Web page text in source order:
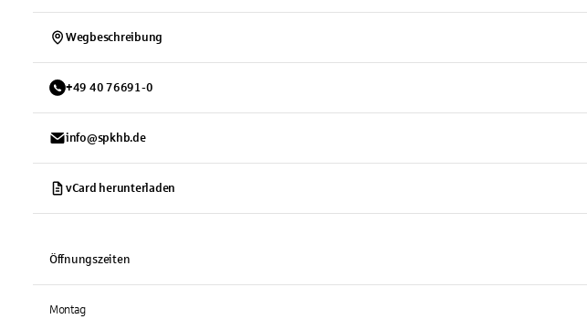
Wegbeschreibung
+49 40 76691-0
info@spkhb.de
vCard herunterladen
Öffnungszeiten
Montag